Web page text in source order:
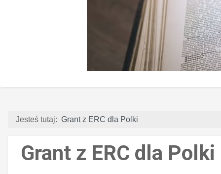
Jesteś tutaj: Grant z ERC dla Polki
Grant z ERC dla Polki